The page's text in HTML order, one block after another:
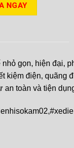
NGAY
gọn, hiện đại,
kiệm điện,
an toàn và tiện